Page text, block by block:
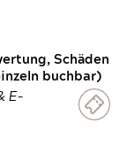
Schäden
buchbar)
E-